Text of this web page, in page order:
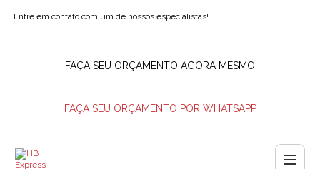
Entre em contato com um de nossos especialistas!
FAÇA SEU ORÇAMENTO AGORA MESMO
FAÇA SEU ORÇAMENTO POR WHATSAPP